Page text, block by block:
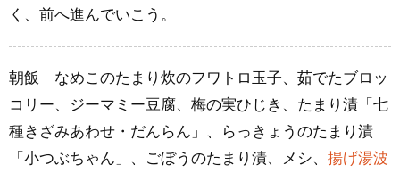
く、前へ進んでいこう。
朝飯 なめこのたまり炊のフワトロ玉子、茹でたブロッ
コリー、ジーマミー豆腐、梅の実ひじき、たまり漬「七
種きざみあわせ・だんらん」、らっきょうのたまり漬
「小つぶちゃん」、ごぼうのたまり漬、メシ、 揚げ湯波